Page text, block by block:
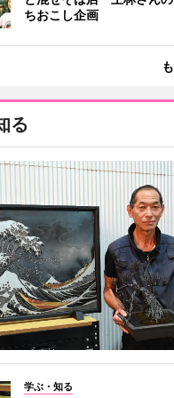
ちおこし企画
る
学ぶ・知る